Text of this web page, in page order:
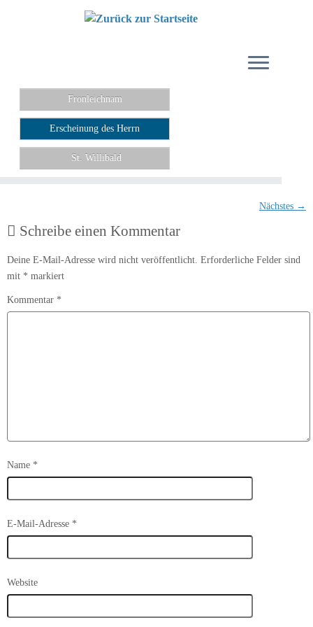
Fronleichnam
Erscheinung des Herrn
St. Willibald
Nächstes →
Schreibe einen Kommentar
Deine E-Mail-Adresse wird nicht veröffentlicht. Erforderliche Felder sind
mit * markiert
Kommentar *
Name *
E-Mail-Adresse *
Website